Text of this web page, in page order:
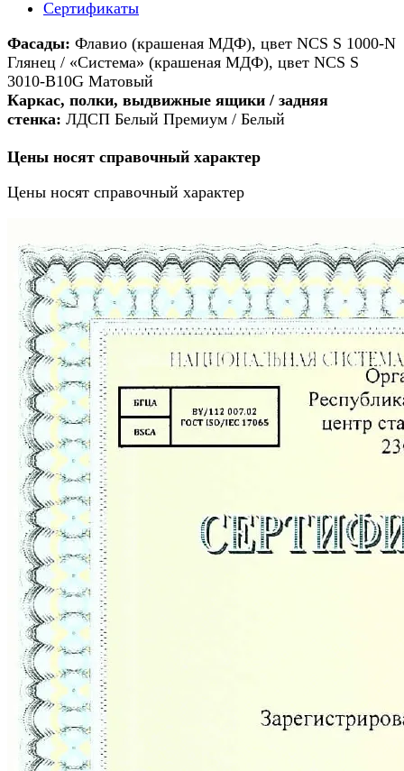
Сертификаты
Фасады: Флавио (крашеная МДФ), цвет NCS S 1000-N
Глянец / «Система» (крашеная МДФ), цвет NCS S
3010-B10G Матовый
Каркас, полки, выдвижные ящики / задняя
стенка: ЛДСП Белый Премиум / Белый
Цены носят справочный характер
Цены носят справочный характер